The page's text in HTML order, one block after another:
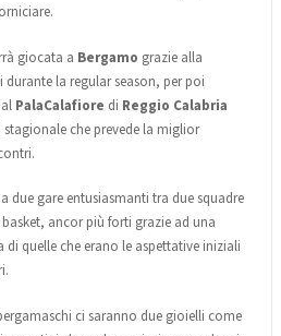
giocata a Bergamo grazie alla
la regular season, per poi
PalaCalafiore di Reggio Calabria
che prevede la miglior
due gare entusiasmanti tra due squadre
ancor più forti grazie ad una
quelle che erano le aspettative iniziali
ci saranno due gioielli come